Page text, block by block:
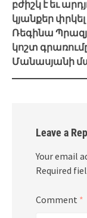
բժիշկ է եւ
կյանքեր փրկել
Ռեգինա
կոշտ
Մանասյանի
Leave a
Your email
Required
Comment *